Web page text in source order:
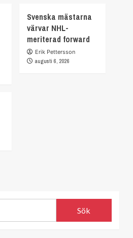
Svenska mästarna
värvar NHL-
meriterad forward
Erik Pettersson
augusti 6, 2026
Sök